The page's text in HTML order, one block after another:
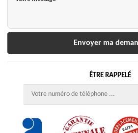
ÊTRE RAPPELÉ